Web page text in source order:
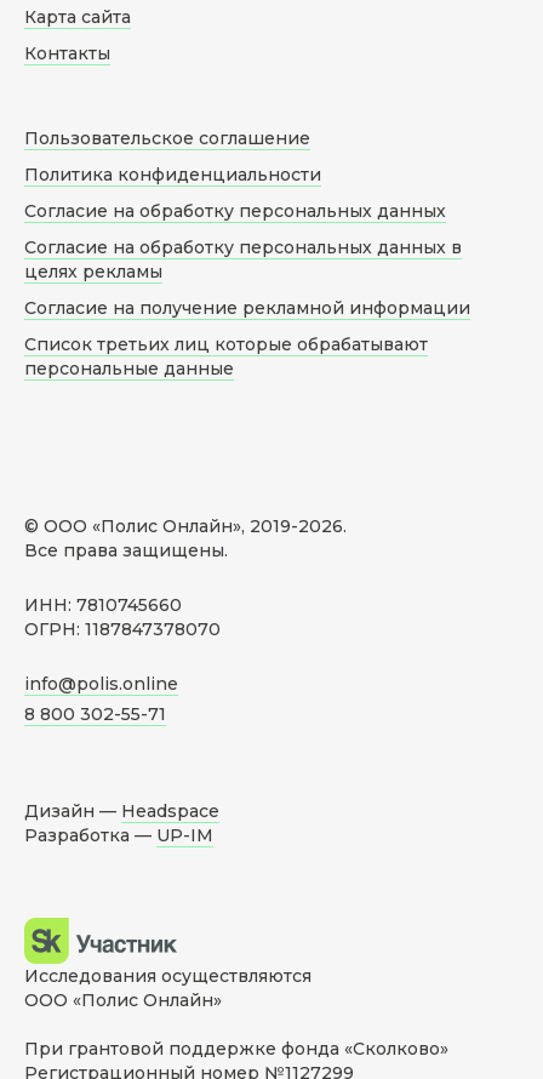
© ООО «Полис Онлайн», 2019-2026.
Все права защищены.
ИНН: 7810745660
ОГРН: 1187847378070
info@polis.online
8 800 302-55-71
Карта сайта
Контакты
Пользовательское соглашение
Политика конфиденциальности
Согласие на обработку персональных данных
Согласие на обработку персональных данных в
целях рекламы
Согласие на получение рекламной информации
Список третьих лиц которые обрабатывают
персональные данные
Дизайн — Headspace
Разработка — UP-IM
Исследования осуществляются
ООО «Полис Онлайн»
При грантовой поддержке фонда «Сколково»
Регистрационный номер №1127299